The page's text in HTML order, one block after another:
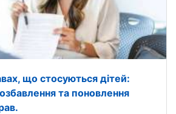
що стосуються дітей:
та поновлення